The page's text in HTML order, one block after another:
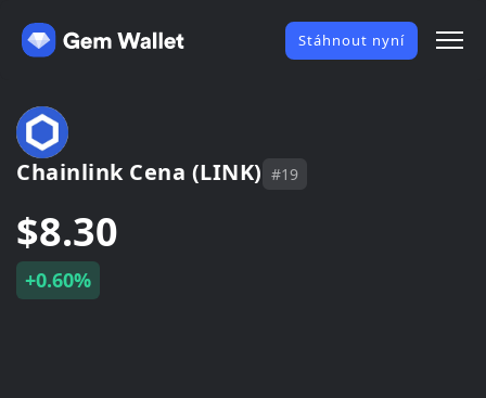
Stáhnout nyní
Chainlink Cena (LINK) #19
$8.30
+0.60%